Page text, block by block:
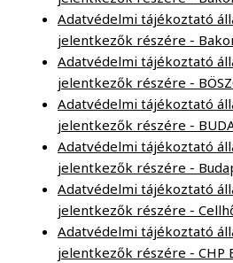
Adatvédelmi tájékoztató
jelentkezők részére -
Adatvédelmi tájékoztató
jelentkezők részére -
Adatvédelmi tájékoztató
jelentkezők részére -
Adatvédelmi tájékoztató
jelentkezők részére -
Adatvédelmi tájékoztató
jelentkezők részére -
Adatvédelmi tájékoztató
jelentkezők részére - CHP